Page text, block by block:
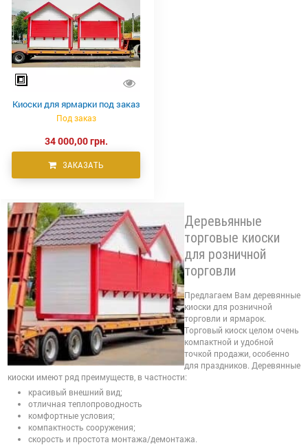
Киоски для ярмарки под заказ
Под заказ
34 000,00 грн.
ЗАКАЗАТЬ
Деревьянные
торговые киоски
для розничной
торговли
Предлагаем Вам деревянные
киоски для розничной
торговли и ярмарок.
Торговый киоск целом очень
компактной и удобной
точкой продажи, особенно
для праздников. Деревянные
киоски имеют ряд преимуществ, в частности:
красивый внешний вид;
отличная теплопроводность
комфортные условия;
компактность сооружения;
скорость и простота монтажа/демонтажа.